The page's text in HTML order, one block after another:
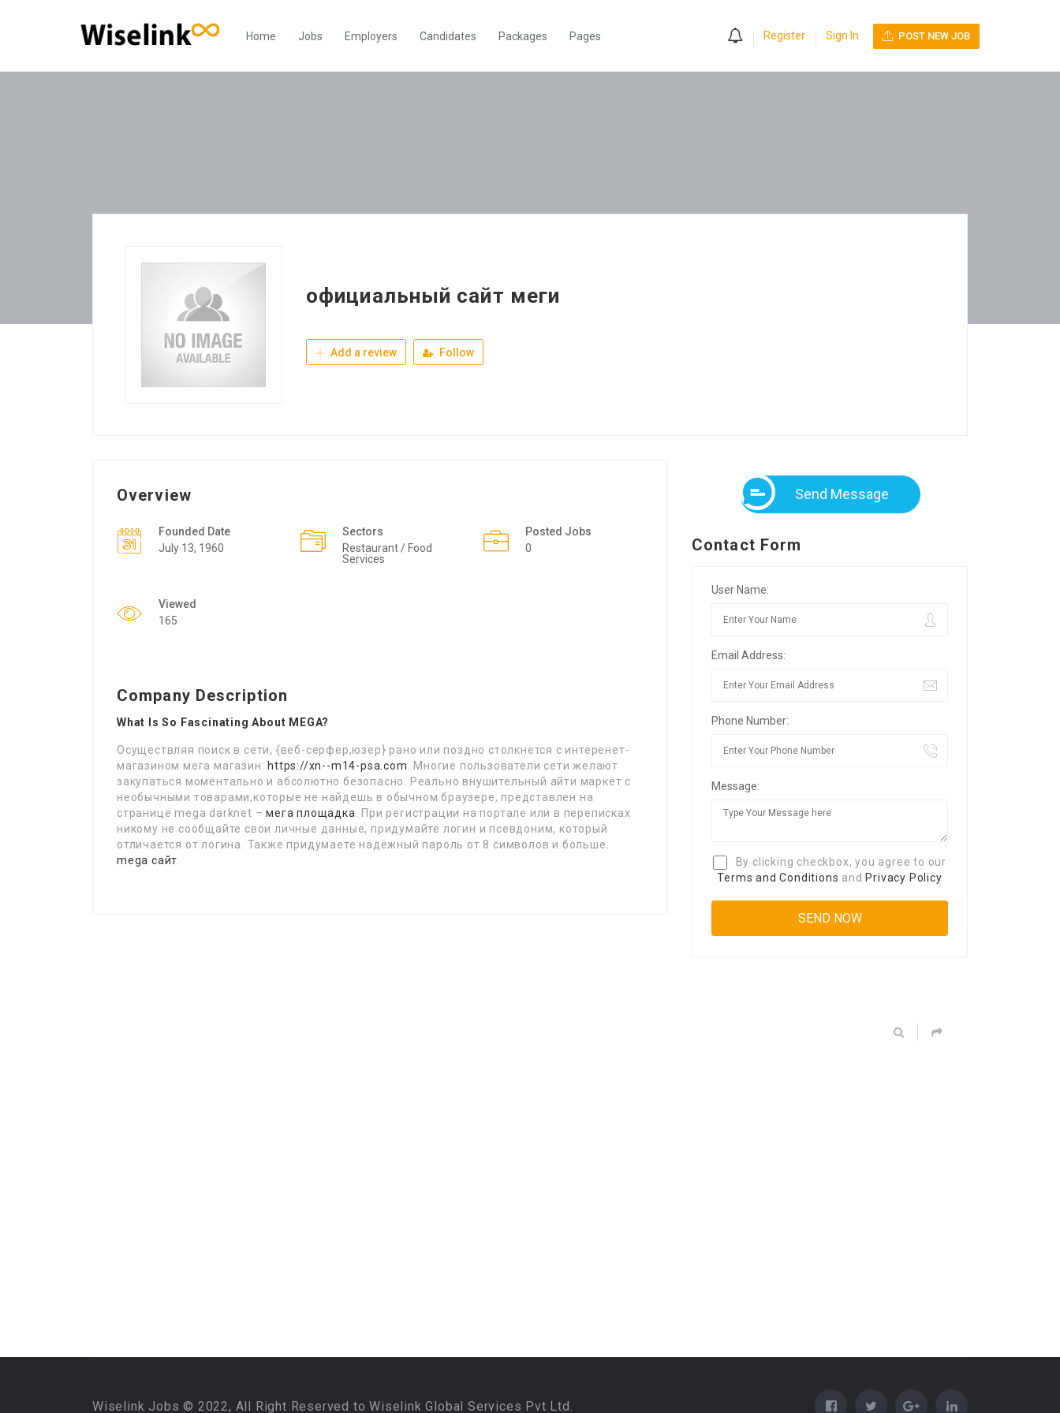
Home Jobs Employers Candidates Packages Pages Register Sign In POST NEW JOB
официальный сайт меги
Add a review Follow
Overview
Founded Date
July 13, 1960
Sectors
Restaurant / Food
Services
Posted Jobs
0
Viewed
165
Company Description
What Is So Fascinating About MEGA?
Осуществляя поиск в сети, {веб-серфер,юзер} рано или поздно столкнется с интеренет-
магазином мега магазин: https://xn--m14-psa.com
. Многие пользователи сети желают
закупаться моментально и абсолютно безопасно. Реально внушительный айти маркет c
необычными товарами,которые не найдешь в обычном браузере, представлен на
странице mega darknet –мега площадка
. При регистрации на портале или в переписках
никому не сообщайте свои личные данные, придумайте логин и псевдоним, который
отличается от логина. Также придумаете надёжный пароль от 8 символов и больше.
mega сайт
Send Message
Contact Form
User Name:
Email Address:
Phone Number:
Message:
By clicking checkbox, you agree to our
Terms and Conditions and Privacy Policy
Wiselink Jobs © 2022, All Right Reserved to Wiselink Global Services Pvt Ltd.